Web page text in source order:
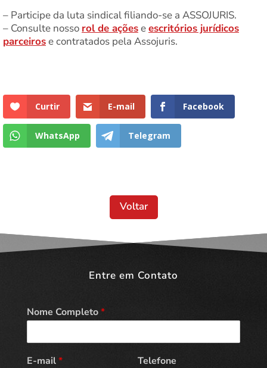
– Participe da luta sindical filiando-se a ASSOJURIS.
– Con⁠sulte nosso rol de açõeseescritórios jurídicos
parceirose contratados pela Assojuris.
Curtir E-mail Facebook
WhatsApp Telegram
Voltar
Entre em Contato
Nome Completo*
E-mail* Telefone